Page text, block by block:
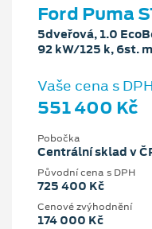
Ford Puma
5dveřová, 1.0
92 kW/125 k, 6st.
Vaše cena s DPH
551 400 Kč
Pobočka
Centrální sklad v
Původní cena s DPH
725 400 Kč
Cenové zvýhodnění
174 000 Kč